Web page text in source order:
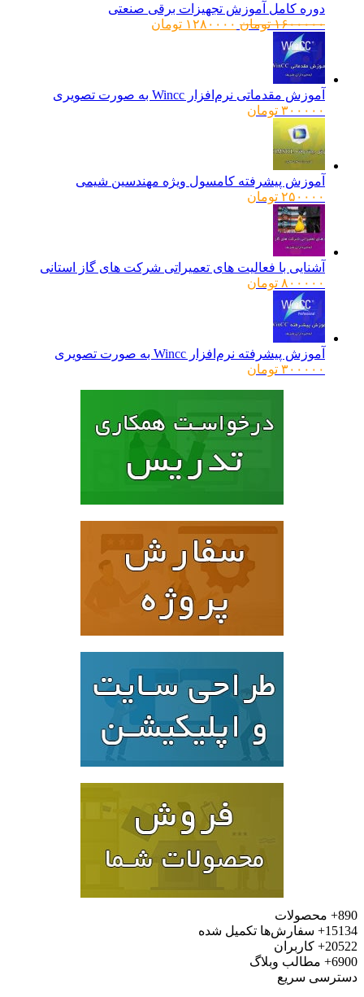
دوره کامل آموزش تجهیزات برقی صنعتی
۱۶۰۰۰۰۰ تومانقیمت
۱۲۸۰۰۰۰ تومانقیمت
آموزش مقدماتی نرم‌افزار Wincc به صورت تصویری
۳۰۰۰۰۰ تومان
آموزش پیشرفته کامسول ویژه مهندسین شیمی
۲۵۰۰۰۰ تومان
آشنایی با فعالیت های تعمیراتی شرکت های گاز استانی
۸۰۰۰۰۰ تومان
آموزش پیشرفته نرم‌افزار Wincc به صورت تصویری
۳۰۰۰۰۰ تومان
محصولات
سفارش‌ها تکمیل شده
کاربران
مطالب وبلاگ
سریع